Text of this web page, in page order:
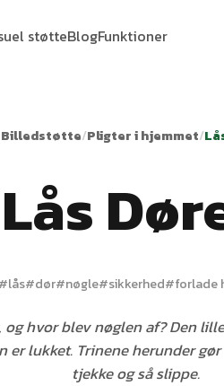
støtteBlogFunktioner
Billedstøtte/Pligter i hjemmet/
Lås
#lås#dør#nøgle#sikkerhed#forlade
og hvor blev nøglen af? Den
er lukket. Trinene herunder
tjekke og så slippe.